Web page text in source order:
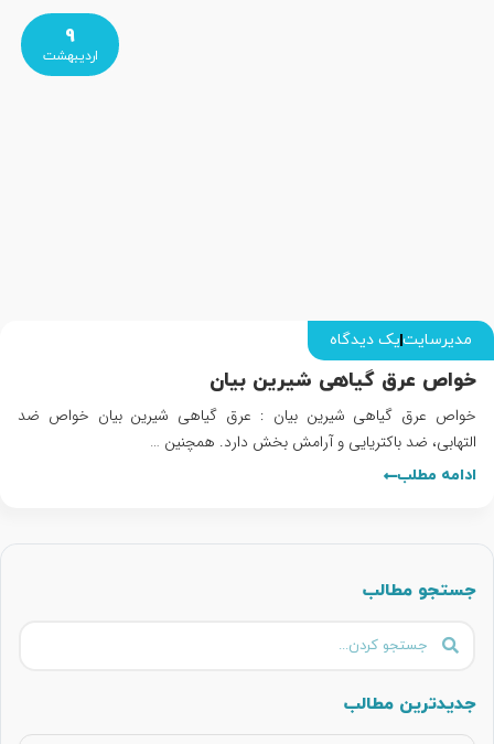
9
اردیبهشت
مدیرسایتیک دیدگاه
خواص عرق گیاهی شیرین بیان
خواص عرق گیاهی شیرین بیان : عرق گیاهی شیرین بیان خواص ضد
التهابی، ضد باکتریایی و آرامش بخش دارد. همچنین …
ادامه مطلب
جستجو مطالب
جدیدترین مطالب